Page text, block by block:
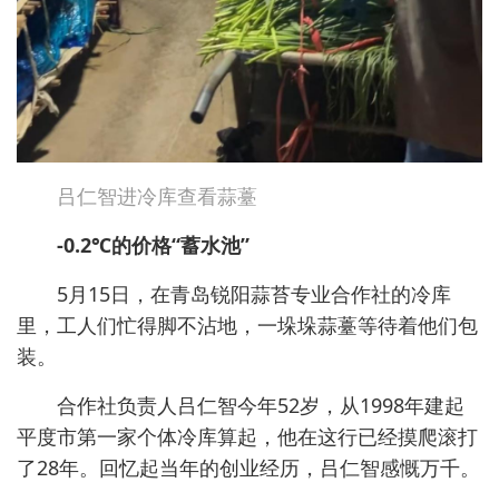
吕仁智进冷库查看蒜薹
-0.2℃的价格“蓄水池”
5月15日，在青岛锐阳蒜苔专业合作社的冷库
里，工人们忙得脚不沾地，一垛垛蒜薹等待着他们包
装。
合作社负责人吕仁智今年52岁，从1998年建起
平度市第一家个体冷库算起，他在这行已经摸爬滚打
了28年。回忆起当年的创业经历，吕仁智感慨万千。